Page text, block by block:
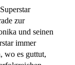
zur
und seinen
immer
wo es guttut,